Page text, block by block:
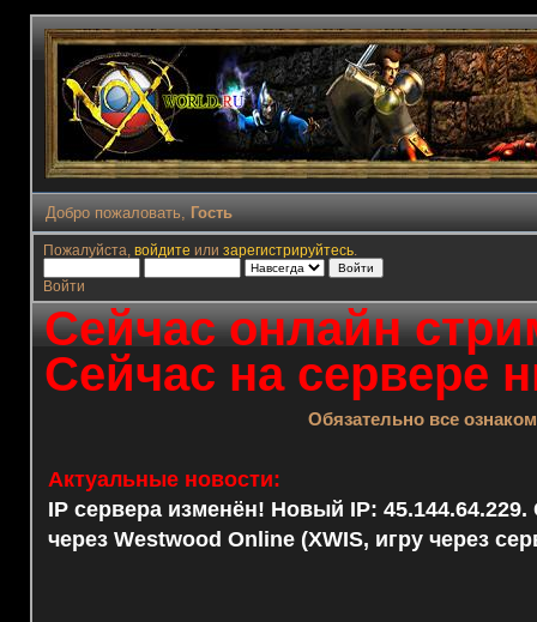
Добро пожаловать, Гость
Пожалуйста, войдите или зарегистрируйтесь.
Войти
Сейчас онлайн
Сейчас на сервере
Обязательно все
Актуальные новости:
IP сервера изменён! Новый IP: 45.144.64.229.
через Westwood Online (XWIS, игру через